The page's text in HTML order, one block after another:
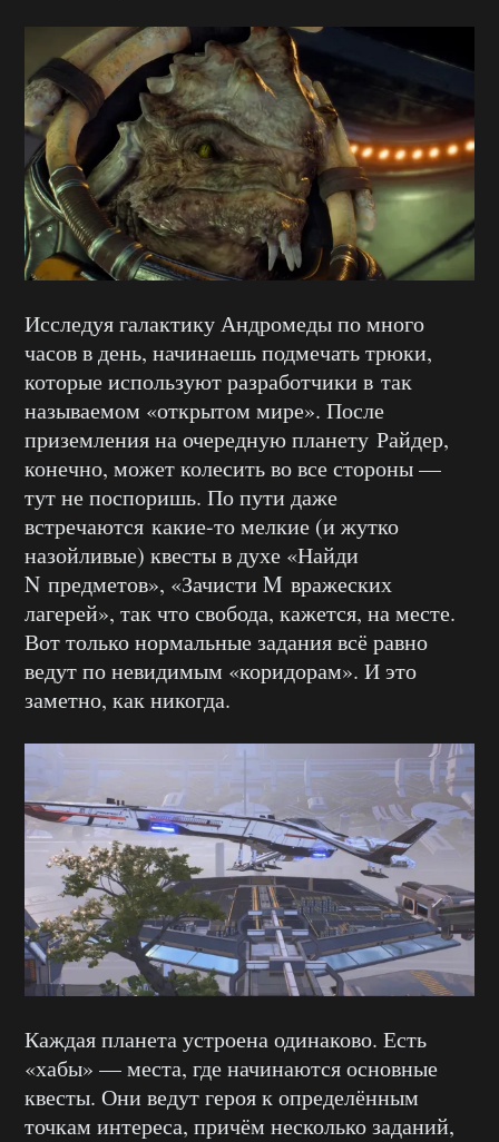
Исследуя галактику Андромеды по много
часов в день, начинаешь подмечать трюки,
которые используют разработчики в так
называемом «открытом мире». После
приземления на очередную планету Райдер,
конечно, может колесить во все стороны —
тут не поспоришь. По пути даже
встречаются какие-то мелкие (и жутко
назойливые) квесты в духе «Найди
N предметов», «Зачисти M вражеских
лагерей», так что свобода, кажется, на месте.
Вот только нормальные задания всё равно
ведут по невидимым «коридорам». И это
заметно, как никогда.
Каждая планета устроена одинаково. Есть
«хабы» — места, где начинаются основные
квесты. Они ведут героя к определённым
точкам интереса, причём несколько заданий,